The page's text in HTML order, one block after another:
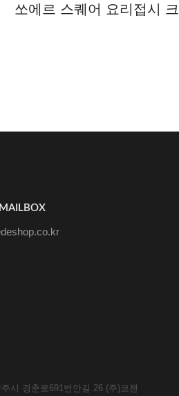
쏘에르 스퀘어 요리접시
시 경춘로691번안길 26 (주)코첸